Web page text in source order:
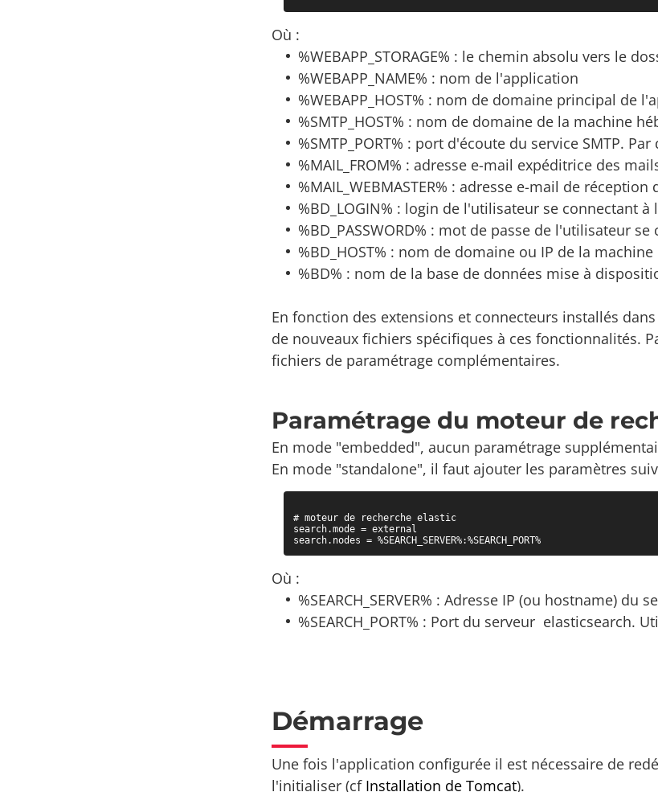
Où :
%WEBAPP_STORAGE% : le chemin absolu vers le
%WEBAPP_NAME% : nom de l'application
%WEBAPP_HOST% : nom de domaine principal de
%SMTP_HOST% : nom de domaine de la machine
%SMTP_PORT% : port d'écoute du service SMTP. Par
%MAIL_FROM% : adresse e-mail expéditrice des
%MAIL_WEBMASTER% : adresse e-mail de
%BD_LOGIN% : login de l'utilisateur se connectant à
%BD_PASSWORD% : mot de passe de l'utilisateur
%BD_HOST% : nom de domaine ou IP de la
%BD% : nom de la base de données mise à
En fonction des extensions et connecteurs installés
de nouveaux fichiers spécifiques à ces fonctionnalités.
fichiers de paramétrage complémentaires.
Paramétrage du moteur de
En mode "embedded", aucun paramétrage
En mode "standalone", il faut ajouter les paramètres
# moteur de recherche elastic
search.mode = external
search.nodes = %SEARCH_SERVER%:%SEARCH_PORT%
Où :
%SEARCH_SERVER% : Adresse IP (ou hostname) du
%SEARCH_PORT% : Port du serveur elasticsearch.
Démarrage
Une fois l'application configurée il est nécessaire de
l'initialiser (cf Installation de Tomcat).